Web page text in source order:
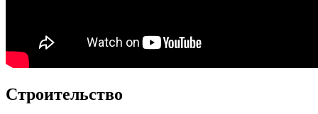
Строительство